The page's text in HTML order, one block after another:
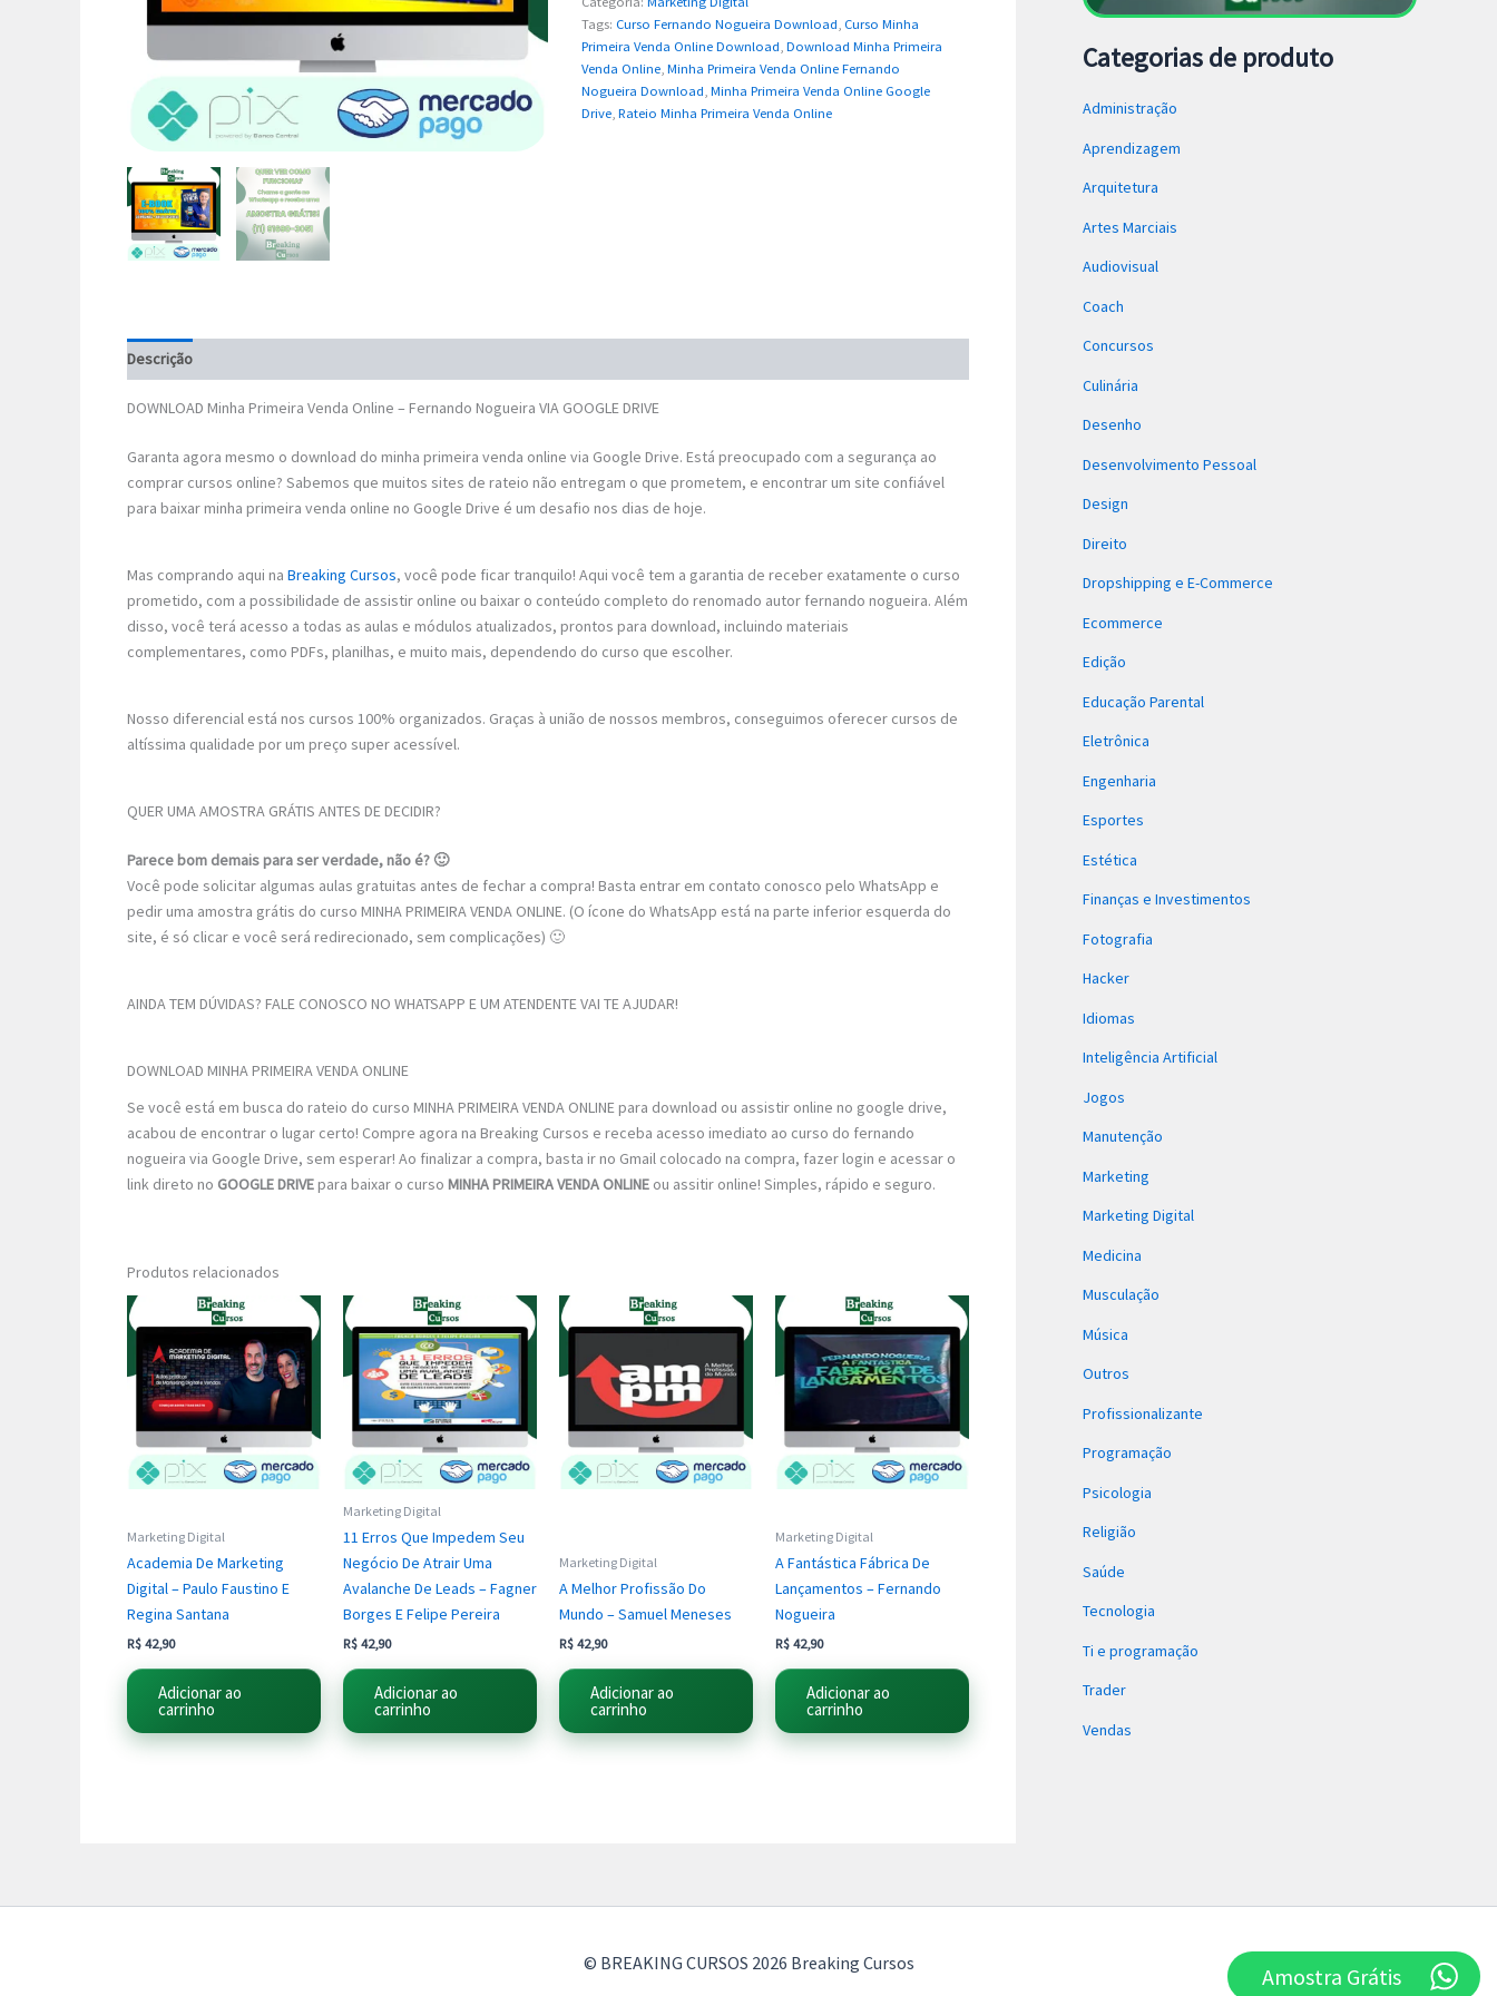
Tags: Curso Fernando Nogueira Download, Curso Minha
Primeira Venda Online Download,Download Minha Primeira
Venda Online,Minha Primeira Venda Online Fernando
Nogueira Download,Minha Primeira Venda Online Google
Drive,Rateio Minha Primeira Venda Online
Descrição
DOWNLOAD Minha Primeira Venda Online – Fernando Nogueira VIA GOOGLE DRIVE
Garanta agora mesmo o download do minha primeira venda online via Google Drive. Está preocupado com a segurança ao
comprar cursos online? Sabemos que muitos sites de rateio não entregam o que prometem, e encontrar um site confiável
para baixar minha primeira venda online no Google Drive é um desafio nos dias de hoje.
Mas comprando aqui na Breaking Cursos, você pode ficar tranquilo! Aqui você tem a garantia de receber exatamente o curso
prometido, com a possibilidade de assistir online ou baixar o conteúdo completo do renomado autor fernando nogueira. Além
disso, você terá acesso a todas as aulas e módulos atualizados, prontos para download, incluindo materiais
complementares, como PDFs, planilhas, e muito mais, dependendo do curso que escolher.
Nosso diferencial está nos cursos 100% organizados. Graças à união de nossos membros, conseguimos oferecer cursos de
altíssima qualidade por um preço super acessível.
QUER UMA AMOSTRA GRÁTIS ANTES DE DECIDIR?
Parece bom demais para ser verdade, não é? 🙂
Você pode solicitar algumas aulas gratuitas antes de fechar a compra! Basta entrar em contato conosco pelo WhatsApp e
pedir uma amostra grátis do curso MINHA PRIMEIRA VENDA ONLINE. (O ícone do WhatsApp está na parte inferior esquerda do
site, é só clicar e você será redirecionado, sem complicações) 🙂
AINDA TEM DÚVIDAS? FALE CONOSCO NO WHATSAPP E UM ATENDENTE VAI TE AJUDAR!
DOWNLOAD MINHA PRIMEIRA VENDA ONLINE
Se você está em busca do rateio do curso MINHA PRIMEIRA VENDA ONLINE para download ou assistir online no google drive,
acabou de encontrar o lugar certo! Compre agora na Breaking Cursos e receba acesso imediato ao curso do fernando
nogueira via Google Drive, sem esperar! Ao finalizar a compra, basta ir no Gmail colocado na compra, fazer login e acessar o
link direto no GOOGLE DRIVEpara baixar o curso MINHA PRIMEIRA VENDA ONLINE ou assitir online! Simples, rápido e seguro.
Produtos relacionados
Marketing Digital
Academia De Marketing
Digital – Paulo Faustino E
Regina Santana
R$ 42,90
Adicionar ao
carrinho
Marketing Digital
11 Erros Que Impedem Seu
Negócio De Atrair Uma
Avalanche De Leads – Fagner
Borges E Felipe Pereira
R$ 42,90
Adicionar ao
carrinho
Marketing Digital
A Melhor Profissão Do
Mundo – Samuel Meneses
R$ 42,90
Adicionar ao
carrinho
Marketing Digital
A Fantástica Fábrica De
Lançamentos – Fernando
Nogueira
R$ 42,90
Adicionar ao
carrinho
Categorias de produto
Administração
Aprendizagem
Arquitetura
Artes Marciais
Audiovisual
Coach
Concursos
Culinária
Desenho
Desenvolvimento Pessoal
Design
Direito
Dropshipping e E-Commerce
Ecommerce
Edição
Educação Parental
Eletrônica
Engenharia
Esportes
Estética
Finanças e Investimentos
Fotografia
Hacker
Idiomas
Inteligência Artificial
Jogos
Manutenção
Marketing
Marketing Digital
Medicina
Musculação
Música
Outros
Profissionalizante
Programação
Psicologia
Religião
Saúde
Tecnologia
Ti e programação
Trader
Vendas
© BREAKING CURSOS 2026 Breaking Cursos Amostra Grátis